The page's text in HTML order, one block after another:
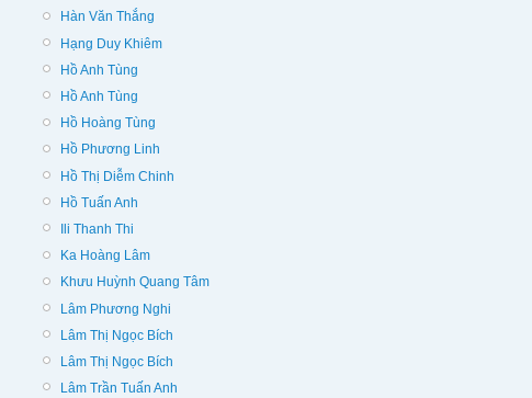
Hàn Văn Thắng
Hạng Duy Khiêm
Hồ Anh Tùng
Hồ Anh Tùng
Hồ Hoàng Tùng
Hồ Phương Linh
Hồ Thị Diễm Chinh
Hồ Tuấn Anh
Ili Thanh Thi
Ka Hoàng Lâm
Khưu Huỳnh Quang Tâm
Lâm Phương Nghi
Lâm Thị Ngọc Bích
Lâm Thị Ngọc Bích
Lâm Trần Tuấn Anh